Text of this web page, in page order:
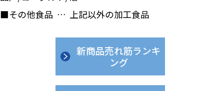
■その他食品 … 上記以外の加工食品
新商品売れ筋ランキ
ング